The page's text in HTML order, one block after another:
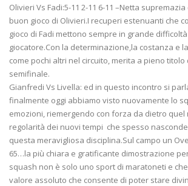
Olivieri Vs Fadi:5-11 2-11 6-11 –Netta
buon gioco di Olivieri.I recuperi estenuanti che
gioco di Fadi mettono sempre in grande
giocatore.Con la determinazione,la costanza e
come pochi altri nel circuito, merita a pieno titolo
semifinale.
Gianfredi Vs Livella: ed in questo incontro si
finalmente oggi abbiamo visto nuovamente lo
emozioni, riemergendo con forza da dietro quel
regolarità dei nuovi tempi che spesso
questa meravigliosa disciplina.Sul campo un
65…la più chiara e gratificante dimostrazione
squash non è solo uno sport di maratoneti e che
valore assoluto che consente di poter stare